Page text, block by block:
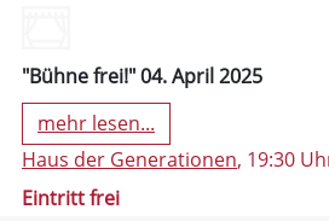
"Bühne frei!" 04. April 2025
mehr lesen...
Haus der Generationen, 19:30
Eintritt frei